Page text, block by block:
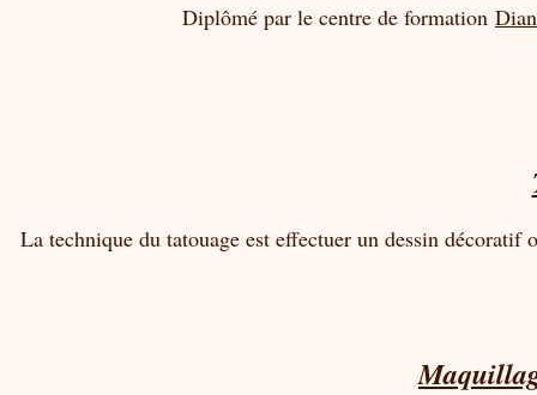
Diplômé par le centre de formation
La technique du tatouage est effectuer un dessin